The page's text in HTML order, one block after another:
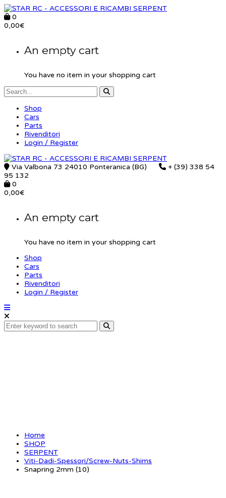
0
0,00€
An empty cart
You have no item in your shopping cart
Shop
Cars
Parts
Rivenditori
Login / Register
Via Valbona 73 24010 Ponteranica (BG)
+ (39) 338 54
95 132
0
0,00€
An empty cart
You have no item in your shopping cart
Shop
Cars
Parts
Rivenditori
Login / Register
Home
SHOP
SERPENT
Viti-Dadi-Spessori/Screw-Nuts-Shims
Snapring 2mm (10)